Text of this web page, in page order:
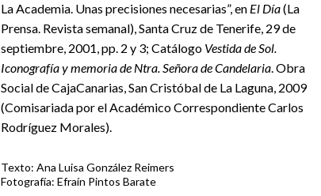
La Academia. Unas precisiones necesarias”, en El Día(La
Prensa. Revista semanal), Santa Cruz de Tenerife, 29 de
septiembre, 2001, pp. 2 y 3; Catálogo Vestida de Sol.
Iconografía y memoria de Ntra. Señora de Candelaria. Obra
Social de CajaCanarias, San Cristóbal de La Laguna, 2009
(Comisariada por el Académico Correspondiente Carlos
Rodríguez Morales).
Texto: Ana Luisa González Reimers
Fotografía: Efraín Pintos Barate